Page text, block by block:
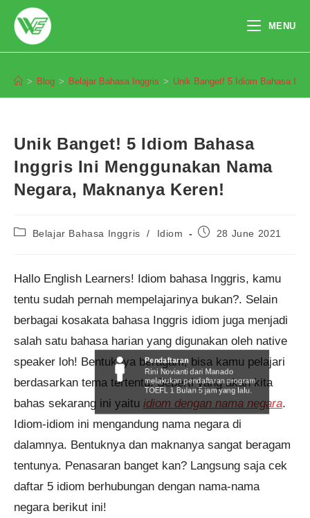
content
MENU
> Blog > Belajar Bahasa Inggris > Unik Banget! 5 Idiom Bahasa
Unik Banget! 5 Idiom Bahasa
Inggris Ini Menggunakan Nama
Negara, Maknanya Keren!
PostBelajar Bahasa Inggris / Idiom
Post28 June 2021
Hallo English Learners! Idiom bahasa Inggris, kamu
tentu sudah pernah mempelajarinya bukan?. Selain
berbagai kosakata bahasa Inggris idiom juga menjadi
salah satu bahasa harian yang digunakan oleh native
speaker loh! Bentuknya beragam, bisa kamu pelajari
berdasarkan tema tertentu. Seperti yang akan kita
bahas sekarang ini yaitu idiom dengan nama negara.
Idiom-idiom ini mengandung nama negara di
dalamnya. Bentuknya dan maknanya sangat beragam
tentunya. Penasaran banget kan? Langsung saja cek
daftar 5 idiom berhubungan dengan nama-nama
negara berikut ini!
Pendaftaran
Rini Novianti dari Manado
melakukan pendaftaran program
TOEFL 1 Bulan 5 jam yang lalu.